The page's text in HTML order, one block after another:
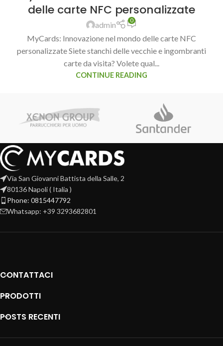
delle carte NFC personalizzate
admin 0
MyCards: Innovazione nel mondo delle carte NFC
personalizzate Siete stanchi delle vecchie e ingombranti
carte da visita? Volete qual...
CONTINUE READING
Via San Giovanni Battista della Salle, 2
80136 Napoli ( Italia )
Phone: 0815447792
Whatsapp: +39 3293682801
CONTATTACI
PRODOTTI
POSTS RECENTI